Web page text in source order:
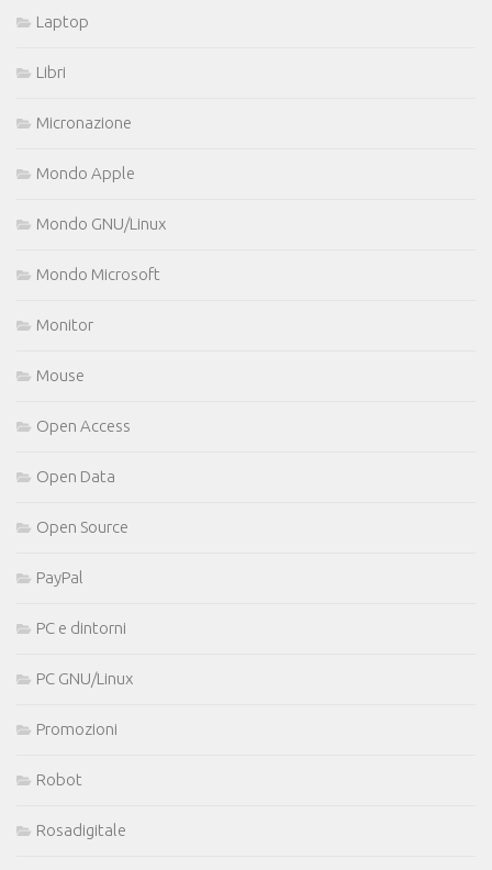
Laptop
Libri
Micronazione
Mondo Apple
Mondo GNU/Linux
Mondo Microsoft
Monitor
Mouse
Open Access
Open Data
Open Source
PayPal
PC e dintorni
PC GNU/Linux
Promozioni
Robot
Rosadigitale